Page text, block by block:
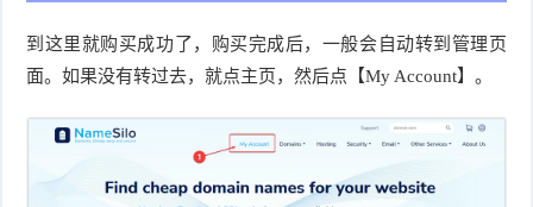
到这里就购买成功了，购买完成后，一般会自动转到管理页
面。如果没有转过去，就点主页，然后点【My Account】。